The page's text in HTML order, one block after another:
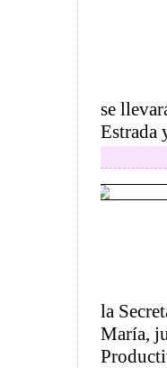
se
Estrada
la
María,